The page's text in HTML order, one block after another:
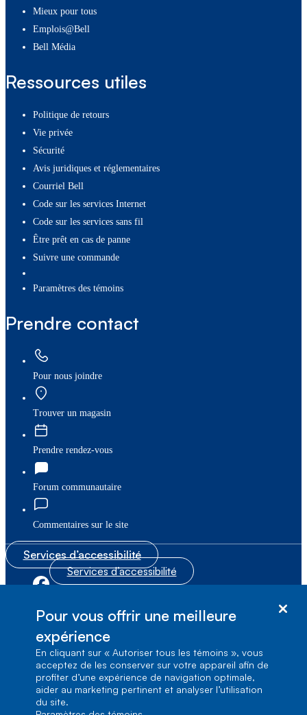
Mieux pour tous
Emplois@Bell
Bell Média
Ressources utiles
Politique de retours
Vie privée
Sécurité
Avis juridiques et réglementaires
Courriel Bell
Code sur les services Internet
Code sur les services sans fil
Être prêt en cas de panne
Suivre une commande
paramètres des témoins
Prendre contact
Pour nous joindre
Trouver un magasin
Prendre rendez-vous
Forum communautaire
Commentaires sur le site
Services d’accessibilité
Services d’accessibilité
1, carrefour Alexander-Graham-Bell, Aile A-7,
Verdun, Québec, H3E 3B3
Pour vous offrir une meilleure
expérience
En cliquant sur « Autoriser tous les témoins », vous
acceptez de les conserver sur votre appareil afin de
profiter d’une expérience de navigation optimale,
aider au marketing pertinent et analyser l’utilisation
du site.